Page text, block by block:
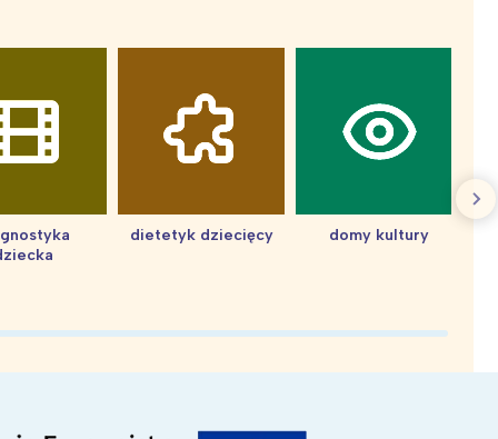
dietetyk dziecięcy
domy kultury